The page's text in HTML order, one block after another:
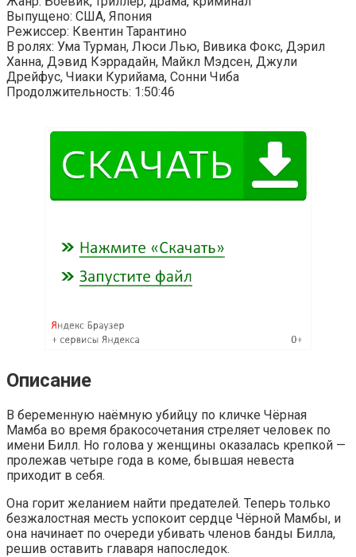
Выпущено: США, Япония
Режиссер: Квентин Тарантино
В ролях: Ума Турман, Люси Лью, Вивика Фокс, Дэрил
Ханна, Дэвид Кэррадайн, Майкл Мэдсен, Джули
Дрейфус, Чиаки Курийама, Сонни Чиба
Продолжительность: 1:50:46
Описание
В беременную наёмную убийцу по кличке Чёрная
Мамба во время бракосочетания стреляет человек по
имени Билл. Но голова у женщины оказалась крепкой —
пролежав четыре года в коме, бывшая невеста
приходит в себя.
Она горит желанием найти предателей. Теперь только
безжалостная месть успокоит сердце Чёрной Мамбы, и
она начинает по очереди убивать членов банды Билла,
решив оставить главаря напоследок.